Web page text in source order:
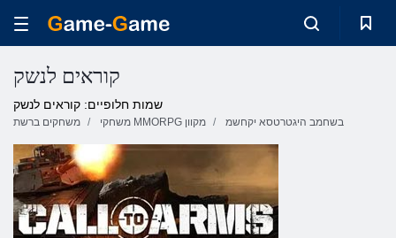
קוראים לנשק
שמות חלופיים: קוראים לנשק
משחקים ברשת משחקי MMORPG מקוון בשחמב היגטרטסא יקחשמ